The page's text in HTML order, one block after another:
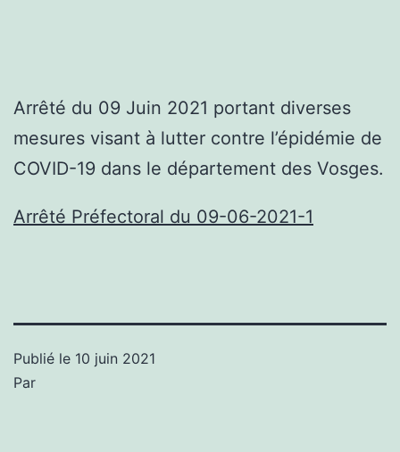
Arrêté du 09 Juin 2021 portant diverses
mesures visant à lutter contre l’épidémie de
COVID-19 dans le département des Vosges.
Arrêté Préfectoral du 09-06-2021-1
Publié le 10 juin 2021
Par